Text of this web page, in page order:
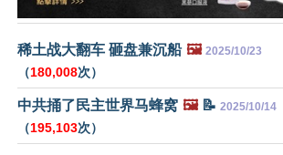
稀土战大翻车 砸盘兼沉船 🖼️ 2025/10/23
（180,008次）
中共捅了民主世界马蜂窝 🖼️📝 2025/10/14
（195,103次）